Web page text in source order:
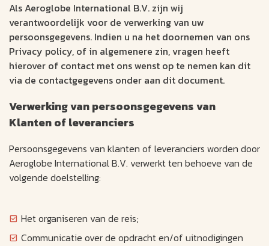
Als Aeroglobe International B.V. zijn wij
verantwoordelijk voor de verwerking van uw
persoonsgegevens. Indien u na het doornemen van ons
Privacy policy, of in algemenere zin, vragen heeft
hierover of contact met ons wenst op te nemen kan dit
via de contactgegevens onder aan dit document.
Verwerking van persoonsgegevens van
Klanten of leveranciers
Persoonsgegevens van klanten of leveranciers worden door
Aeroglobe International B.V. verwerkt ten behoeve van de
volgende doelstelling:
Het organiseren van de reis;
Communicatie over de opdracht en/of uitnodigingen